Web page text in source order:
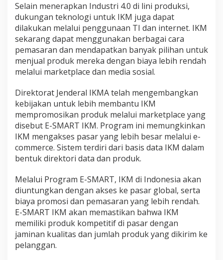
Selain menerapkan Industri 4.0 di lini produksi,
dukungan teknologi untuk IKM juga dapat
dilakukan melalui penggunaan TI dan internet. IKM
sekarang dapat menggunakan berbagai cara
pemasaran dan mendapatkan banyak pilihan untuk
menjual produk mereka dengan biaya lebih rendah
melalui marketplace dan media sosial.
Direktorat Jenderal IKMA telah mengembangkan
kebijakan untuk lebih membantu IKM
mempromosikan produk melalui marketplace yang
disebut E-SMART IKM. Program ini memungkinkan
IKM mengakses pasar yang lebih besar melalui e-
commerce. Sistem terdiri dari basis data IKM dalam
bentuk direktori data dan produk.
Melalui Program E-SMART, IKM di Indonesia akan
diuntungkan dengan akses ke pasar global, serta
biaya promosi dan pemasaran yang lebih rendah.
E-SMART IKM akan memastikan bahwa IKM
memiliki produk kompetitif di pasar dengan
jaminan kualitas dan jumlah produk yang dikirim ke
pelanggan.